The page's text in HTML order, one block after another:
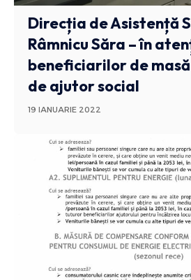
Direcția de Asistență
Râmnicu Săra – în
beneficiarilor de
de ajutor social
19 IANUARIE 2022